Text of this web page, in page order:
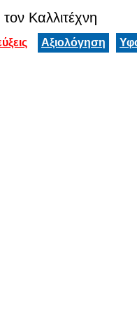
Καλλιτέχνη
Αξιολόγηση